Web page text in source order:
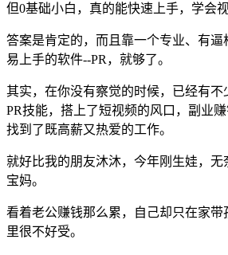
但0基础小白，真的能快速上手，学会
答案是肯定的，而且靠一个专业、有逼
易上手的软件--PR，就够了。
其实，在你没有察觉的时候，已经有不
PR技能，搭上了短视频的风口，副业赚
找到了既高薪又热爱的工作。
就好比我的朋友沐沐，今年刚生娃，无
宝妈。
看着老公赚钱那么累，自己却只在家
里很不好受。